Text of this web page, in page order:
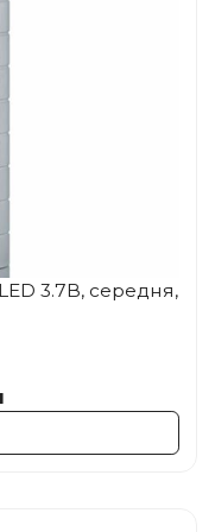
3.7В, середня,